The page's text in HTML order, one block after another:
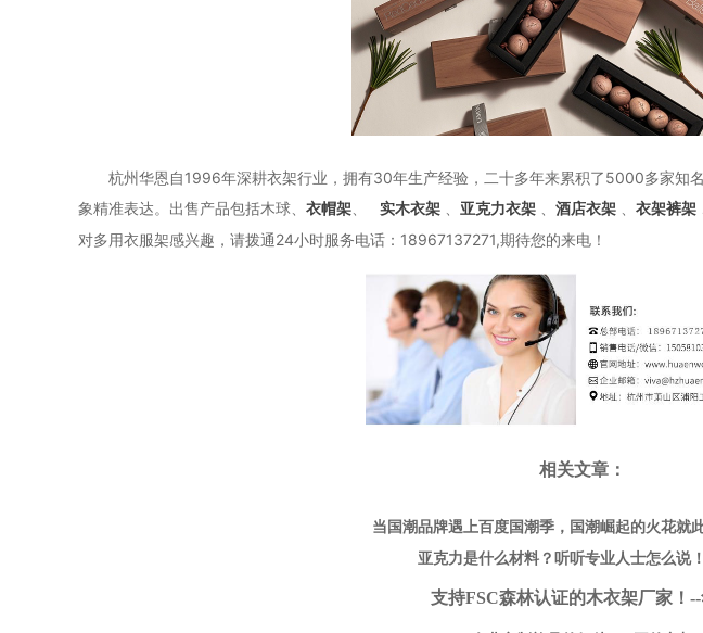
杭州华恩自1996年深耕衣架行业，拥有30年生产经验，二十多年来累积了5000多家知
象精准表达。出售产品包括木球、 衣帽架 实木衣架 亚克力衣架 酒店衣架 衣架裤架
对多用衣服架感兴趣，请拨通24小时服务电话：18967137271,期待您的来电！
相关文章：
当国潮品牌遇上百度国潮季，国潮崛起的火花就
亚克力是什么材料？听听专业人士怎么说
支持FSC森林认证的木衣架厂家！